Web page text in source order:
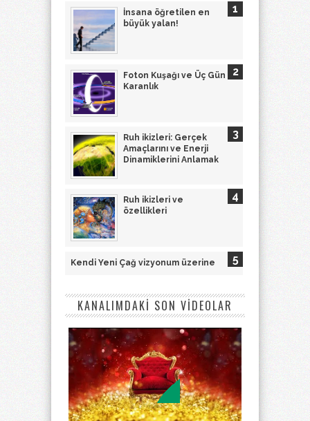
İnsana öğretilen en
büyük yalan!
Foton Kuşağı ve Üç Gün
Karanlık
Ruh ikizleri: Gerçek
Amaçlarını ve Enerji
Dinamiklerini Anlamak
Ruh ikizleri ve
özellikleri
Kendi Yeni Çağ vizyonum üzerine
KANALIMDAKİ SON VİDEOLAR